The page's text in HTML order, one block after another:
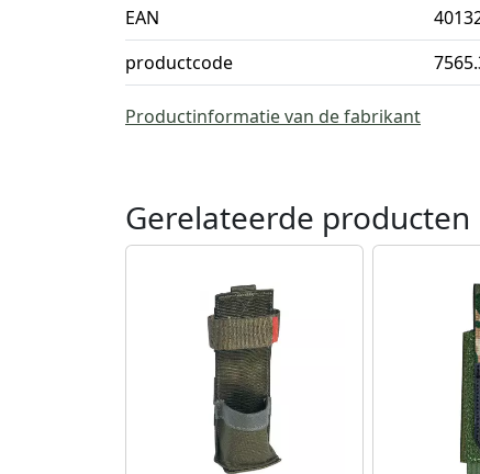
EAN
productcode
Productinformatie van de fabrikant
Gerelateerde producten